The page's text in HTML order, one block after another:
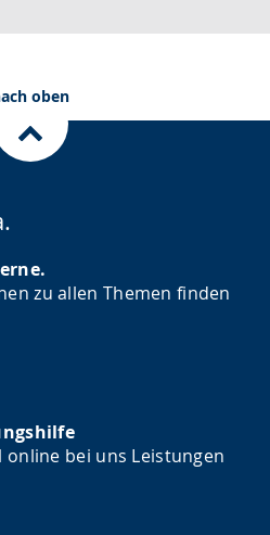
oben
zu allen Themen finden
bei uns Leistungen